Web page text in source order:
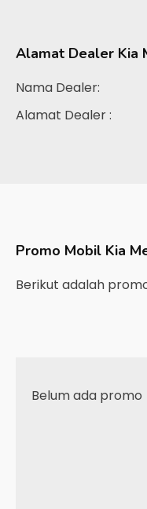
Alamat Dealer Kia
Nama Dealer:
Alamat Dealer :
Promo Mobil Kia
Berikut adalah
Belum ada promo